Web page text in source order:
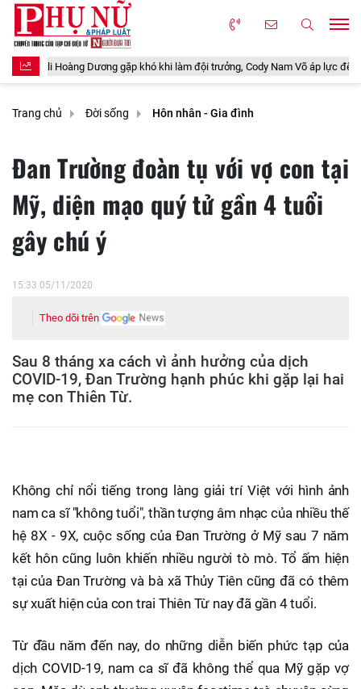
gặp khó khi làm đội trưởng, Cody Nam Võ áp lực đến bật khóc 5
Trang chủ Đời sống Hôn nhân - Gia đình
Đan Trường đoàn tụ với vợ con tại
Mỹ, diện mạo quý tử gần 4 tuổi
gây chú ý
15:33 05/11/2020
Theo dõi trên
Sau 8 tháng xa cách vì ảnh hưởng của dịch
COVID-19, Đan Trường hạnh phúc khi gặp lại hai
mẹ con Thiên Từ.
Không chỉ nổi tiếng trong làng giải trí Việt với hình ảnh
nam ca sĩ "không tuổi", thần tượng âm nhạc của nhiều thế
hệ 8X - 9X, cuộc sống của Đan Trường ở Mỹ sau 7 năm
kết hôn cũng luôn khiến nhiều người tò mò. Tổ ấm hiện
tại của Đan Trường và bà xã Thủy Tiên cũng đã có thêm
sự xuất hiện của con trai Thiên Từ nay đã gần 4 tuổi.
Từ đầu năm đến nay, do những diễn biến phức tạp của
dịch COVID-19, nam ca sĩ đã không thể qua Mỹ gặp vợ